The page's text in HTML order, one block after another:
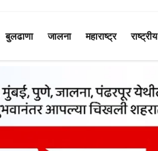
बुलढाणा जालना महाराष्ट्र राष्ट्रीय